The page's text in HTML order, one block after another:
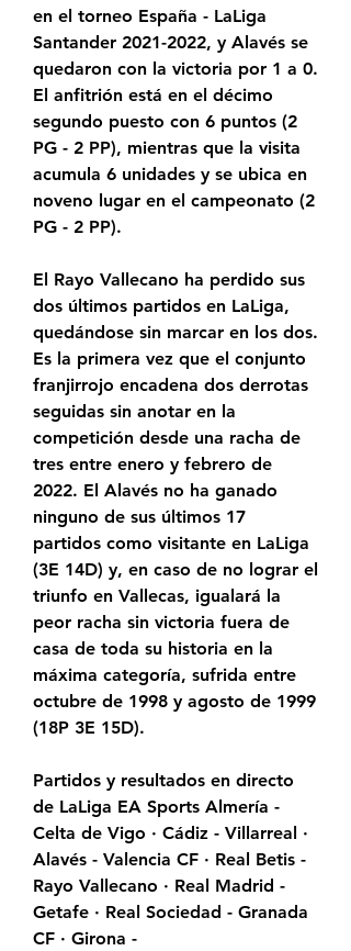
en el torneo España - LaLiga
Santander 2021-2022, y Alavés se
quedaron con la victoria por 1 a 0.
El anfitrión está en el décimo
segundo puesto con 6 puntos (2
PG - 2 PP), mientras que la visita
acumula 6 unidades y se ubica en
noveno lugar en el campeonato (2
PG - 2 PP).
El Rayo Vallecano ha perdido sus
dos últimos partidos en LaLiga,
quedándose sin marcar en los dos.
Es la primera vez que el conjunto
franjirrojo encadena dos derrotas
seguidas sin anotar en la
competición desde una racha de
tres entre enero y febrero de
2022. El Alavés no ha ganado
ninguno de sus últimos 17
partidos como visitante en LaLiga
(3E 14D) y, en caso de no lograr el
triunfo en Vallecas, igualará la
peor racha sin victoria fuera de
casa de toda su historia en la
máxima categoría, sufrida entre
octubre de 1998 y agosto de 1999
(18P 3E 15D).
Partidos y resultados en directo
de LaLiga EA Sports Almería -
Celta de Vigo · Cádiz - Villarreal ·
Alavés - Valencia CF · Real Betis -
Rayo Vallecano · Real Madrid -
Getafe · Real Sociedad - Granada
CF · Girona -